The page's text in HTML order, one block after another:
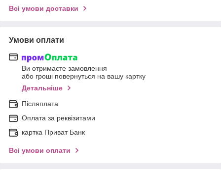
Всі умови доставки
Умови оплати
Ви отримаєте замовлення
або гроші повернуться на вашу картку
Детальніше
Післяплата
Оплата за реквізитами
картка Приват Банк
Всі умови оплати